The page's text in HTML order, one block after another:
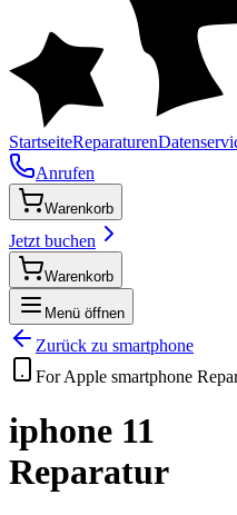
StartseiteReparaturen
Anrufen
Warenkorb
Jetzt buchen
Warenkorb
Menü öffnen
Zurück zu smartphone
For Apple smartphone
iphone 11
Reparatur